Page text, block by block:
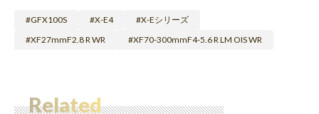
GFX100S X-E4
X-Eシリーズ
XF27mmF2.8 R WR
XF70-300mmF4-5.6 R LM OIS WR
Related